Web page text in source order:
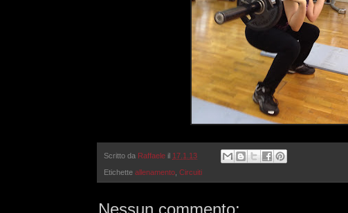
Scritto da Raffaele il 17.1.13
Etichette allenamento Circuiti